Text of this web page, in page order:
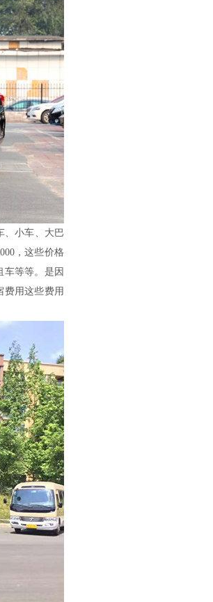
小车、大巴
，这些价格
车等等。是因
费用这些费用